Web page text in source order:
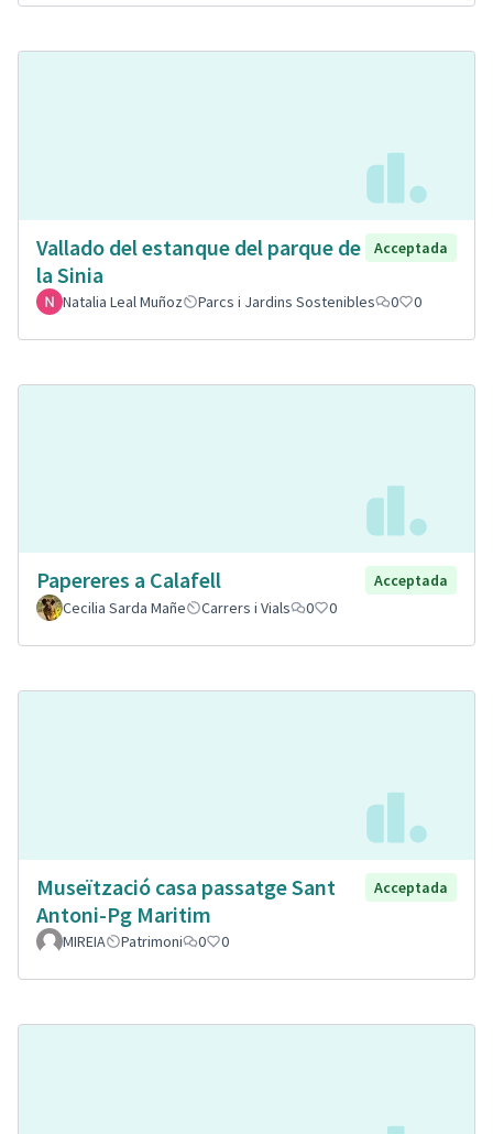
Vallado del estanque del parque de
la Sinia
Acceptada
Natalia Leal Muñoz Parcs i Jardins Sostenibles 0 0
Papereres a Calafell
Acceptada
Cecilia Sarda Mañe
Carrers i Vials 0 0
Museïtzació casa passatge Sant
Antoni-Pg Maritim
Acceptada
MIREIA Patrimoni 0 0